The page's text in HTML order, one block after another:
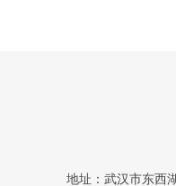
地址：武汉市东西